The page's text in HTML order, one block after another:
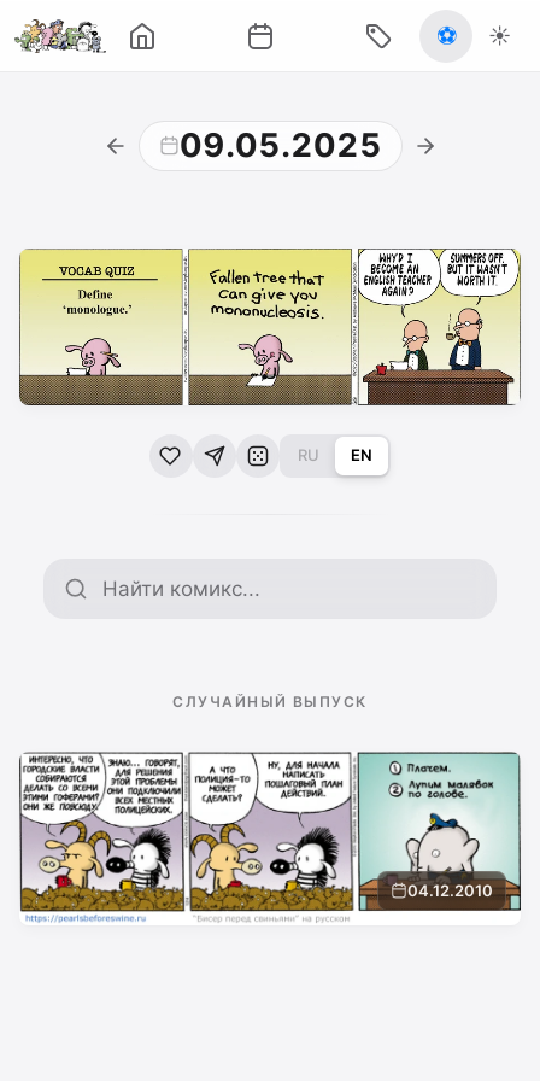
⚽ ☀️
09.05.2025
RU EN
Поиск по архиву
СЛУЧАЙНЫЙ ВЫПУСК
04.12.2010